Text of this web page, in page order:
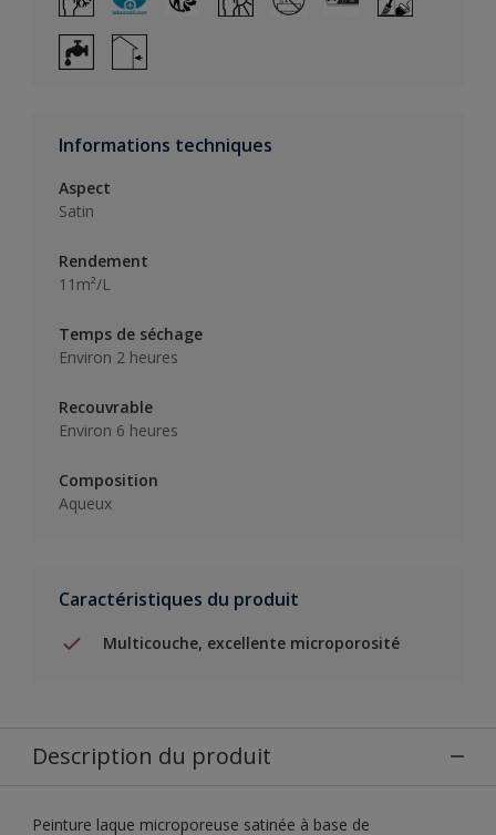
Informations techniques
Aspect
Satin
Rendement
11m²/L
Temps de séchage
Environ 2 heures
Recouvrable
Environ 6 heures
Composition
Aqueux
Caractéristiques du produit
Multicouche, excellente microporosité
Description du produit
Peinture laque microporeuse satinée à base de